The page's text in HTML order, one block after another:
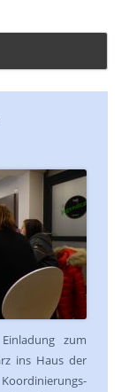
zum
ins Haus der